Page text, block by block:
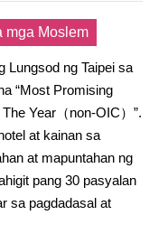
mga Moslem
Lungsod ng Taipei sa
“Most Promising
Year（non-OIC）”.
at kainan sa
at mapuntahan ng
pang 30 pasyalan
sa pagdadasal at